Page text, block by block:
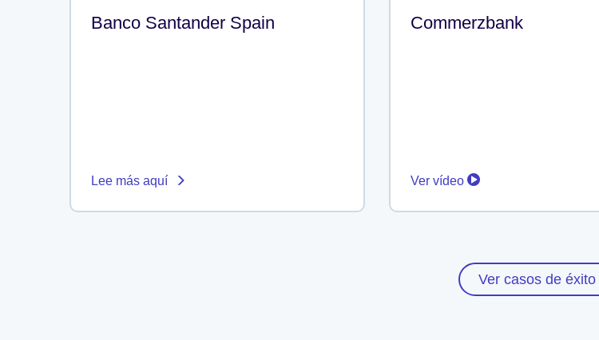
Banco Santander Spain
Lee más aquí
Commerzbank
Ver vídeo
Ver casos de éxito